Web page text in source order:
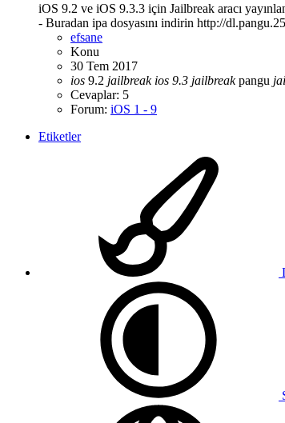
iOS 9.2 ve iOS 9.3.3 için Jailbreak aracı
- Buradan ipa dosyasını indirin http://
efsane
Konu
30 Tem 2017
ios 9.2 jailbreak ios 9.3 jailbreak pangu
Cevaplar: 5
Forum: iOS 1 - 9
Etiketler